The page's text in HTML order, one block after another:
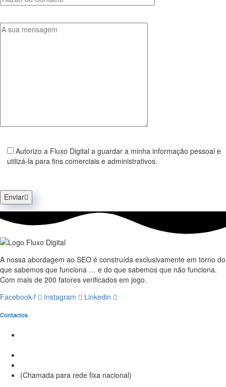
Autorizo a Fluxo Digital a guardar a minha informação pessoal e
utilizá-la para fins comerciais e administrativos.
Enviar
A nossa abordagem ao SEO é construída exclusivamente em torno do
que sabemos que funciona … e do que sabemos que não funciona.
Com mais de 200 fatores verificados em jogo.
Facebook-f
Instagram Linkedin
Contactos
(Chamada para rede fixa nacional)